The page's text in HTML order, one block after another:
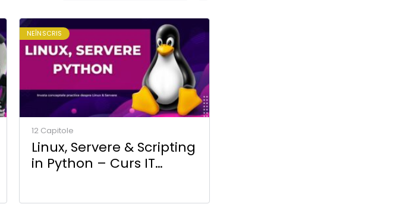
NEÎNSCRIS
12 Capitole
Linux, Servere & Scripting
in Python – Curs IT